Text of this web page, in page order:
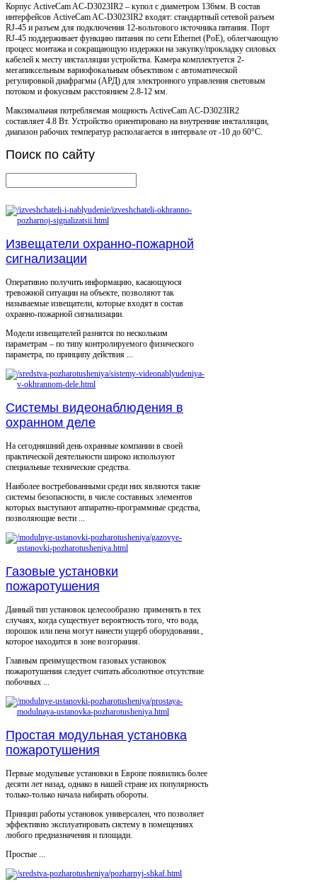
Корпус ActiveCam AC-D3023IR2 – купол с диаметром 136мм. В состав
интерфейсов ActiveCam AC-D3023IR2 входят: стандартный сетевой разъем
RJ-45 и разъем для подключения 12-вольтового источника питания. Порт
RJ-45 поддерживает функцию питания по сети Ethernet (PoE), облегчающую
процесс монтажа и сокращающую издержки на закупку/прокладку силовых
кабелей к месту инсталляции устройства. Камера комплектуется 2-
мегапиксельным вариофокальным объективом с автоматической
регулировкой диафрагмы (АРД) для электронного управления световым
потоком и фокусным расстоянием 2.8-12 мм.
Максимальная потребляемая мощность ActiveCam AC-D3023IR2
составляет 4.8 Вт. Устройство ориентировано на внутренние инсталляции,
диапазон рабочих температур располагается в интервале от -10 до 60°C.
Поиск по сайту
Извещатели охранно-пожарной
сигнализации
Оперативно получить информацию, касающуюся
тревожной ситуации на объекте, позволяют так
называемые извещатели, которые входят в состав
охранно-пожарной сигнализации.
Модели извещателей разнятся по нескольким
параметрам – по типу контролируемого физического
параметра, по принципу действия ...
Системы видеонаблюдения в
охранном деле
На сегодняшний день охранные компании в своей
практической деятельности широко используют
специальные технические средства.
Наиболее востребованными среди них являются такие
системы безопасности, в числе составных элементов
которых выступают аппаратно-программные средства,
позволяющие вести ...
Газовые установки
пожаротушения
Данный тип установок целесообразно применять в тех
случаях, когда существует вероятность того, что вода,
порошок или пена могут нанести ущерб оборудовании.,
которое находится в зоне возгорания.
Главным преимуществом газовых установок
пожаротушения следует считать абсолютное отсутствие
побочных ...
Простая модульная установка
пожаротушения
Первые модульные установки в Европе появились более
десяти лет назад, однако в нашей стране их популярность
только-только начала набирать обороты.
Принцип работы установок универсален, что позволяет
эффективно эксплуатировать систему в помещениях
любого предназначения и площади.
Простые ...